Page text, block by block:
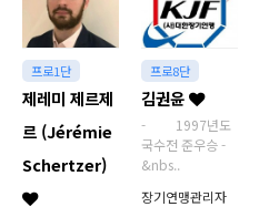
프로1단
제레미 제르제
르 (Jérémie
Schertzer)
프로8단
김권윤
- 1997년도
국수전 준우승 -
&nbs..
장기연맹관리자